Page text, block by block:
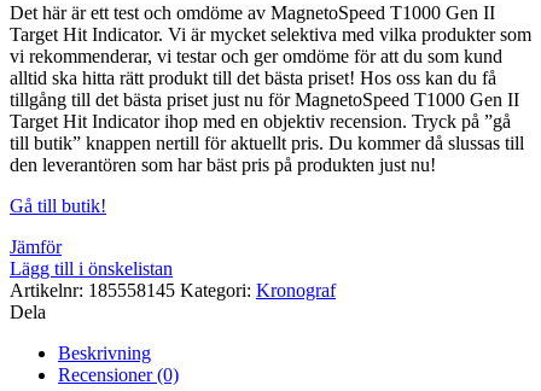
Det här är ett test och omdöme av MagnetoSpeed T1000 Gen II
Target Hit Indicator. Vi är mycket selektiva med vilka produkter som
vi rekommenderar, vi testar och ger omdöme för att du som kund
alltid ska hitta rätt produkt till det bästa priset! Hos oss kan du få
tillgång till det bästa priset just nu för MagnetoSpeed T1000 Gen II
Target Hit Indicator ihop med en objektiv recension. Tryck på ”gå
till butik” knappen nertill för aktuellt pris. Du kommer då slussas till
den leverantören som har bäst pris på produkten just nu!
Gå till butik!
Jämför
Lägg till i önskelistan
Artikelnr: 185558145 Kategori: Kronograf
Dela
Beskrivning
Recensioner (0)